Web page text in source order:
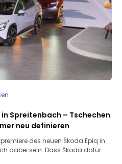
Spreitenbach – Tschechen
neu definieren
des neuen Škoda Epiq in
dabei sein. Dass Škoda dafür